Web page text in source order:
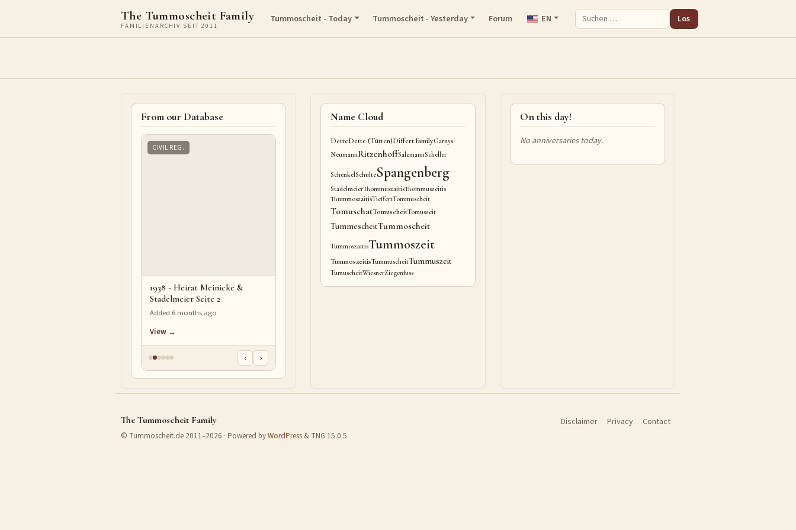
The Tummoscheit Family
FAMILIENARCHIV SEIT 2011
Tummoscheit - Today Tummoscheit - Yesterday Forum EN Suchen Los
From our Database
CIVIL REG.
1938 - Heirat Meinicke &
Stadelmeier Seite 2
Added 6 months ago
View →
‹ ›
Name Cloud
DetteDette (Tütten)Differt familyGarnys
NeumannRitzenhoffSalemannScheller
SchenkelSchulteSpangenberg
StadelmeierThommuszaitisThommuszeitis
ThummoszaitisTieffertTommuscheit
TomuschatTomuscheitTomuszeit
TummescheitTummoscheit
TummoszaitisTummoszeit
TummoszeitisTummuscheitTummuszeit
TumuscheitWiesnerZiegenfuss
On this day!
No anniversaries today.
The Tummoscheit Family
© Tummoscheit.de 2011–2026 · Powered byWordPress & TNG 15.0.5
Disclaimer Privacy Contact